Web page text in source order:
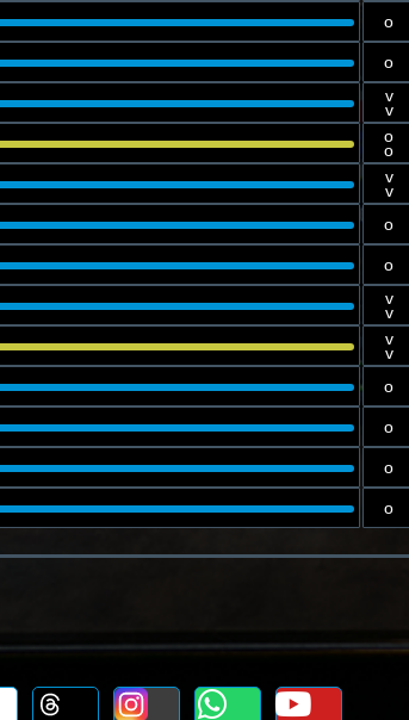
o
o
v
v
o
o
v
v
o
o
v
v
v
v
o
o
o
o